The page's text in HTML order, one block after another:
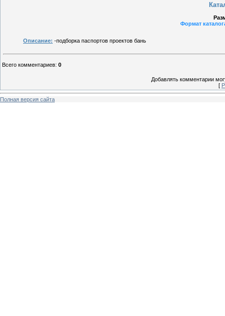
Формат
Описание: -подборка паспортов проектов бань
Всего комментариев: 0
Добавлять комментарии
[
Полная версия сайта